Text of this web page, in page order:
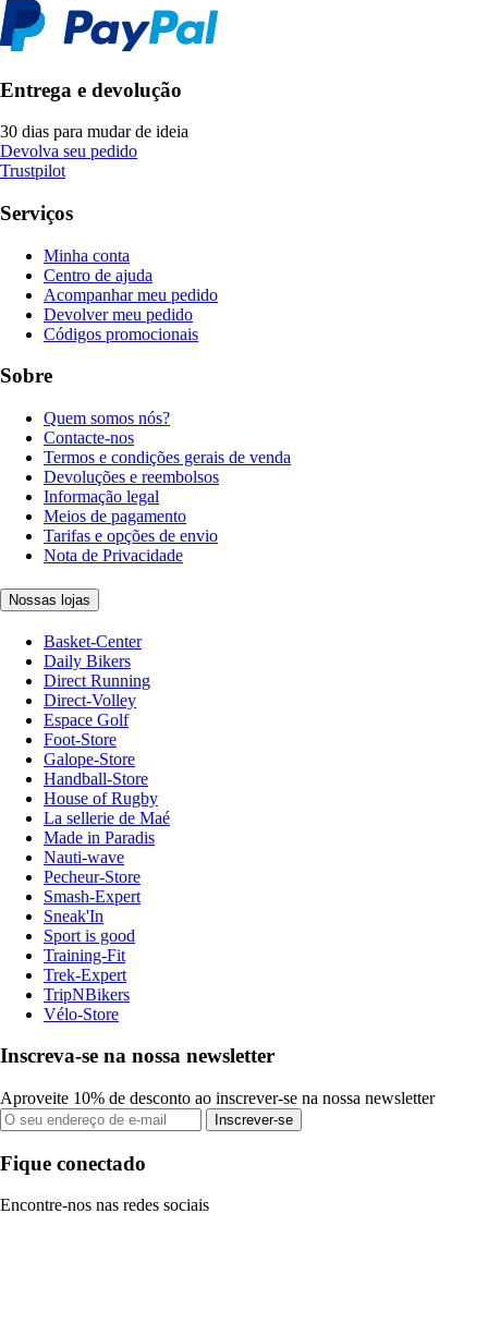
Entrega e devolução
30 dias para mudar de ideia
Devolva seu pedido
Trustpilot
Serviços
Minha conta
Centro de ajuda
Acompanhar meu pedido
Devolver meu pedido
Códigos promocionais
Sobre
Quem somos nós?
Contacte-nos
Termos e condições gerais de venda
Devoluções e reembolsos
Informação legal
Meios de pagamento
Tarifas e opções de envio
Nota de Privacidade
Nossas lojas
Basket-Center
Daily Bikers
Direct Running
Direct-Volley
Espace Golf
Foot-Store
Galope-Store
Handball-Store
House of Rugby
La sellerie de Maé
Made in Paradis
Nauti-wave
Pecheur-Store
Smash-Expert
Sneak'In
Sport is good
Training-Fit
Trek-Expert
TripNBikers
Vélo-Store
Inscreva-se na nossa newsletter
Aproveite 10% de desconto ao inscrever-se na nossa newsletter
Inscrever-se
Fique conectado
Encontre-nos nas redes sociais